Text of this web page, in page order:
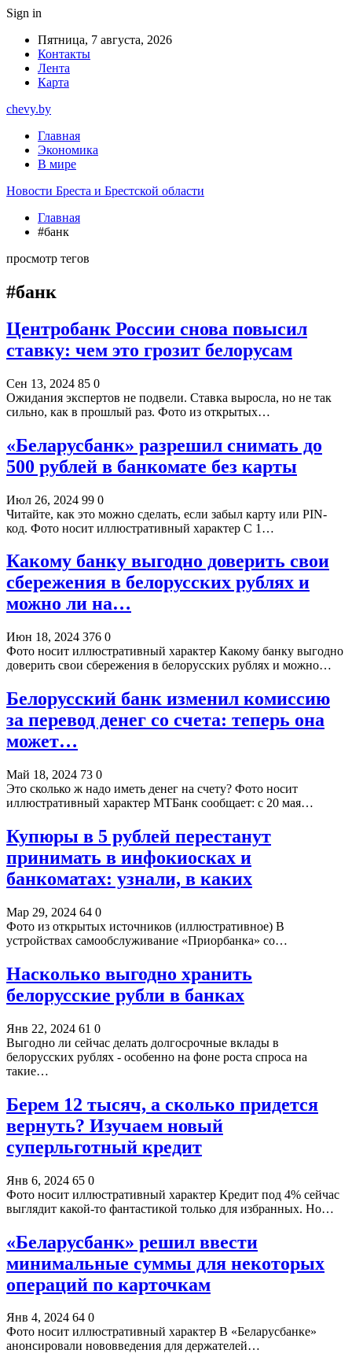
Sign in
Пятница, 7 августа, 2026
Контакты
Лента
Карта
chevy.by
Главная
Экономика
В мире
Новости Бреста и Брестской области
Главная
#банк
просмотр тегов
#банк
Центробанк России снова повысил
ставку: чем это грозит белорусам
Сен 13, 2024 85 0
Ожидания экспертов не подвели. Ставка выросла, но не так
сильно, как в прошлый раз. Фото из открытых…
«Беларусбанк» разрешил снимать до
500 рублей в банкомате без карты
Июл 26, 2024 99 0
Читайте, как это можно сделать, если забыл карту или PIN-
код. Фото носит иллюстративный характер С 1…
Какому банку выгодно доверить свои
сбережения в белорусских рублях и
можно ли на…
Июн 18, 2024 376 0
Фото носит иллюстративный характер Какому банку выгодно
доверить свои сбережения в белорусских рублях и можно…
Белорусский банк изменил комиссию
за перевод денег со счета: теперь она
может…
Май 18, 2024 73 0
Это сколько ж надо иметь денег на счету? Фото носит
иллюстративный характер МТБанк сообщает: с 20 мая…
Купюры в 5 рублей перестанут
принимать в инфокиосках и
банкоматах: узнали, в каких
Мар 29, 2024 64 0
Фото из открытых источников (иллюстративное) В
устройствах самообслуживание «Приорбанка» со…
Насколько выгодно хранить
белорусские рубли в банках
Янв 22, 2024 61 0
Выгодно ли сейчас делать долгосрочные вклады в
белорусских рублях - особенно на фоне роста спроса на
такие…
Берем 12 тысяч, а сколько придется
вернуть? Изучаем новый
суперльготный кредит
Янв 6, 2024 65 0
Фото носит иллюстративный характер Кредит под 4% сейчас
выглядит какой-то фантастикой только для избранных. Но…
«Беларусбанк» решил ввести
минимальные суммы для некоторых
операций по карточкам
Янв 4, 2024 64 0
Фото носит иллюстративный характер В «Беларусбанке»
анонсировали нововведения для держателей…